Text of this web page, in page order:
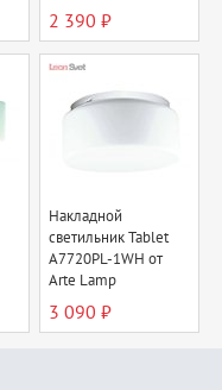
2 390 ₽
Накладной
светильник Tablet
A7720PL-1WH от
Arte Lamp
3 090 ₽